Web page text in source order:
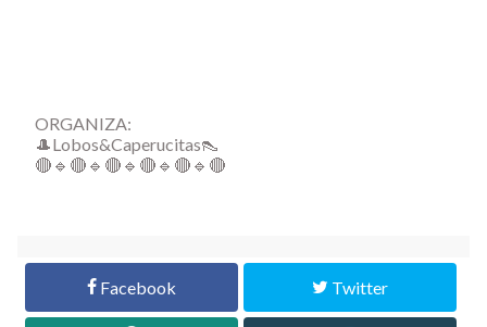
ORGANIZA:
🎩Lobos&Caperucitas👠
🔴🔹🔴🔹🔴🔹🔴🔹🔴🔹🔴
Facebook Twitter